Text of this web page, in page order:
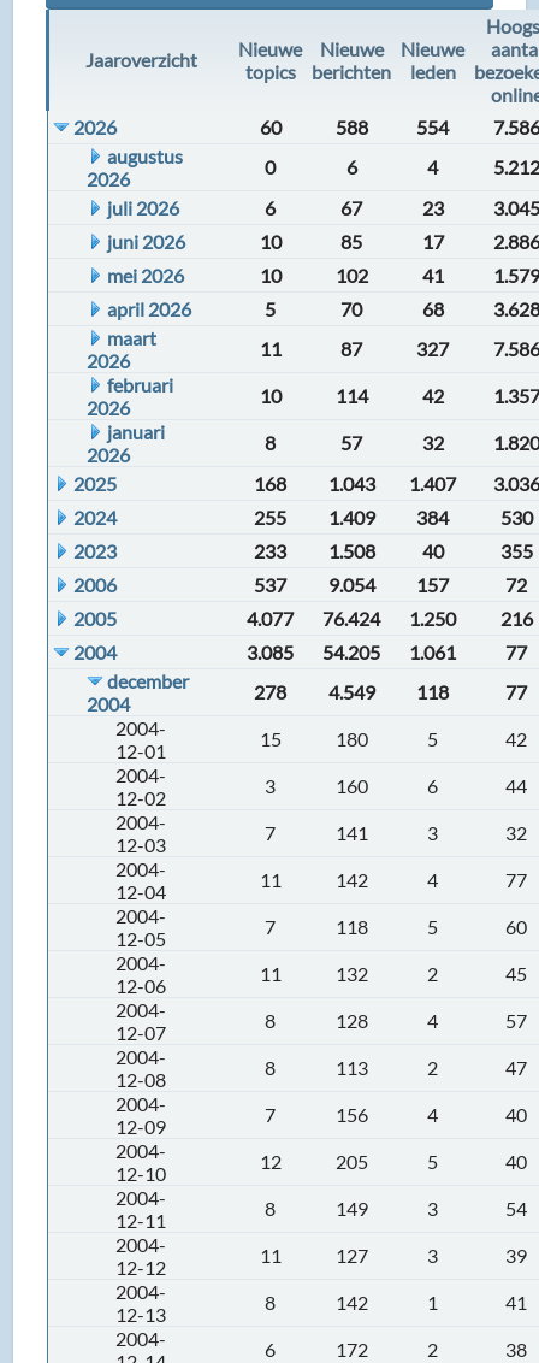
Jaaroverzicht
Nieuwe
topics
Nieuwe
berichten
Nieuwe
leden
2026
60 588 554
7.586
augustus
2026
0 6 4
5.212
juli 2026
6 67 23
3.045
juni 2026
10 85 17
2.886
mei 2026
10 102 41
1.579
april 2026
5 70 68
3.628
maart
2026
11 87 327
7.586
februari
2026
10 114 42
1.357
januari
2026
8 57 32
1.820
2025
168 1.043 1.407
3.036
2024
255 1.409 384
530
2023
233 1.508 40
355
2006
537 9.054 157
72
2005
4.077 76.424 1.250
216
2004
3.085 54.205 1.061
77
december
2004
278 4.549 118
77
2004-
12-01
15 180 5
42
2004-
12-02
3 160 6
44
2004-
12-03
7 141 3
32
2004-
12-04
11 142 4
77
2004-
12-05
7 118 5
60
2004-
12-06
11 132 2
45
2004-
12-07
8 128 4
57
2004-
12-08
8 113 2
47
2004-
12-09
7 156 4
40
2004-
12-10
12 205 5
40
2004-
12-11
8 149 3
54
2004-
12-12
11 127 3
39
2004-
12-13
8 142 1
41
2004-
6 172 2 38